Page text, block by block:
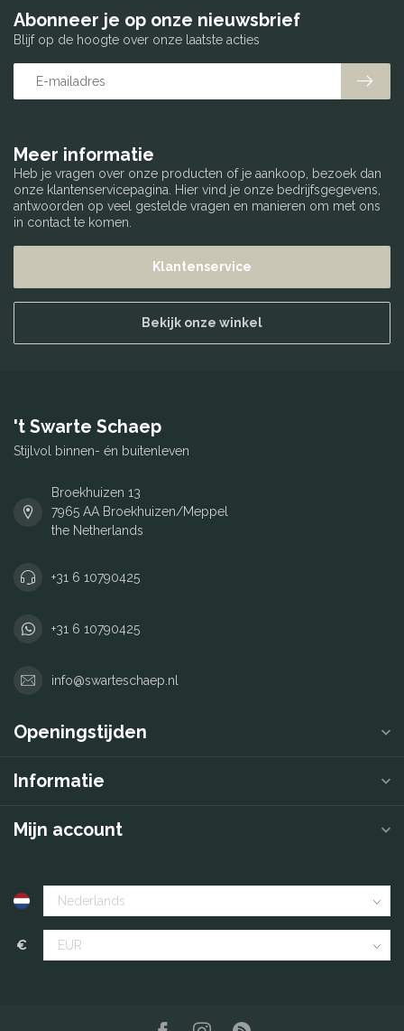
Meer informatie
Heb je vragen over onze producten of je aankoop, bezoek dan
onze klantenservicepagina. Hier vind je onze bedrijfsgegevens,
antwoorden op veel gestelde vragen en manieren om met ons
in contact te komen.
Klantenservice
Bekijk onze winkel
Abonneer je op onze nieuwsbrief
Blijf op de hoogte over onze laatste acties
't Swarte Schaep
Stijlvol binnen- én buitenleven
Broekhuizen 13
7965 AA Broekhuizen/Meppel
the Netherlands
+31 6 10790425
+31 6 10790425
info@swarteschaep.nl
Openingstijden
Informatie
Mijn account
€